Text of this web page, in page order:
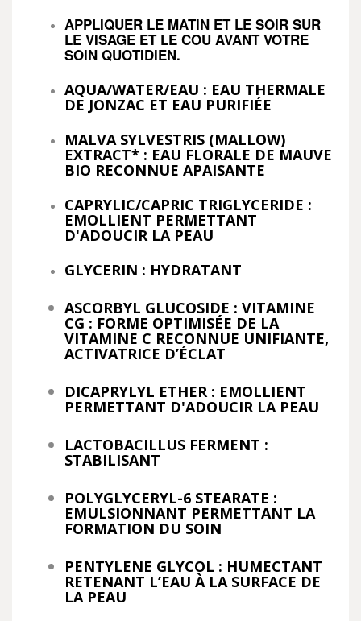
APPLIQUER LE MATIN ET LE SOIR SUR
LE VISAGE ET LE COU AVANT VOTRE
SOIN QUOTIDIEN.
AQUA/WATER/EAU : EAU THERMALE
DE JONZAC ET EAU PURIFIÉE
MALVA SYLVESTRIS (MALLOW)
EXTRACT* : EAU FLORALE DE MAUVE
BIO RECONNUE APAISANTE
CAPRYLIC/CAPRIC TRIGLYCERIDE :
EMOLLIENT PERMETTANT
D'ADOUCIR LA PEAU
GLYCERIN : HYDRATANT
ASCORBYL GLUCOSIDE : VITAMINE
CG : FORME OPTIMISÉE DE LA
VITAMINE C RECONNUE UNIFIANTE,
ACTIVATRICE D’ÉCLAT
DICAPRYLYL ETHER : EMOLLIENT
PERMETTANT D'ADOUCIR LA PEAU
LACTOBACILLUS FERMENT :
STABILISANT
POLYGLYCERYL-6 STEARATE :
EMULSIONNANT PERMETTANT LA
FORMATION DU SOIN
PENTYLENE GLYCOL : HUMECTANT
RETENANT L’EAU À LA SURFACE DE
LA PEAU